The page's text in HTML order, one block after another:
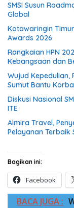
SMSI Susun
Global
Kotawaringin
Awards 2026
Rangkaian HPN
Kebangsaan dan
Wujud
Sumut Bantu
Diskusi Nasional
ITE
Almira Travel,
Pelayanan Terbaik
Bagikan ini:
Facebook
BACA JUGA :